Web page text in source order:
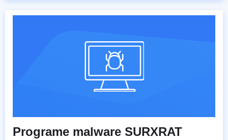
Programe malware SURXRAT